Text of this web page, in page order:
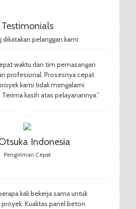
Testimonials
dikatakan pelanggan kami:
waktu dan tim pemasangan
profesional. Prosesnya cepat
kami tidak mengalami
kasih atas pelayanannya.”
Indonesia
Pengiriman Cepat
kali bekerja sama untuk
proyek. Kualitas panel beton